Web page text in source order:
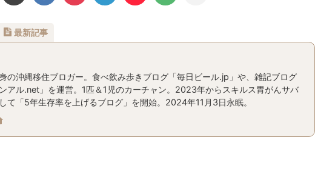
最新記事
の沖縄移住ブロガー。食べ飲み歩きブログ「毎日ビール.jp」や、雑記ブログ
ンアル.net」を運営。1匹＆1児のカーチャン。2023年からスキルス胃がんサバ
て「5年生存率を上げるブログ」を開始。2024年11月3日永眠。